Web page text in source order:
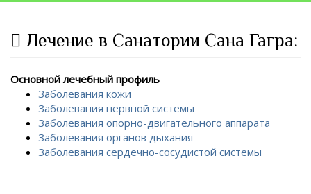
Лечение в Санатории Сана Гагра:
Основной лечебный профиль
Заболевания кожи
Заболевания нервной системы
Заболевания опорно-двигательного аппарата
Заболевания органов дыхания
Заболевания сердечно-сосудистой системы